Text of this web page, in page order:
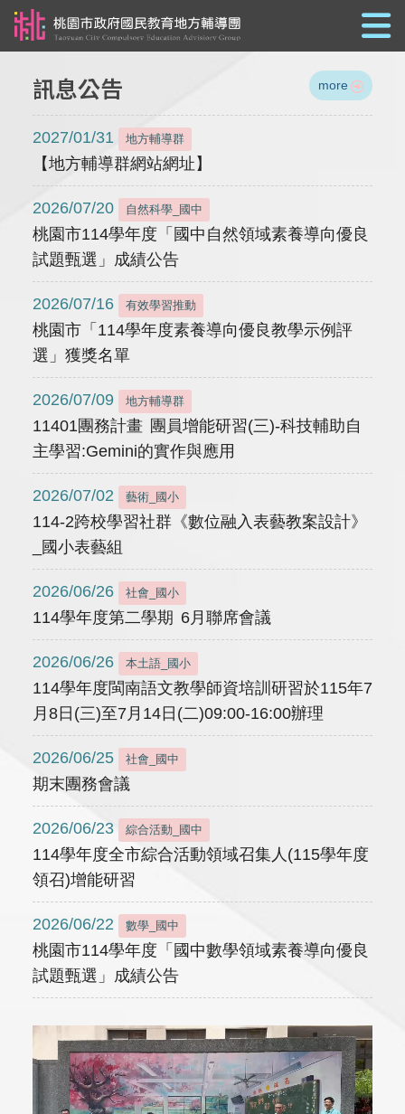
訊息公告 more
2027/01/31 地方輔導群
【地方輔導群網站網址】
2026/07/20 自然科學_國中
桃園市114學年度「國中自然領域素養導向優良
試題甄選」成績公告
2026/07/16 有效學習推動
桃園市「114學年度素養導向優良教學示例評
選」獲獎名單
2026/07/09 地方輔導群
11401團務計畫 團員增能研習(三)-科技輔助自
主學習:Gemini的實作與應用
2026/07/02 藝術_國小
114-2跨校學習社群《數位融入表藝教案設計》
_國小表藝組
2026/06/26 社會_國小
114學年度第二學期 6月聯席會議
2026/06/26 本土語_國小
114學年度閩南語文教學師資培訓研習於115年7
月8日(三)至7月14日(二)09:00-16:00辦理
2026/06/25 社會_國中
期末團務會議
2026/06/23 綜合活動_國中
114學年度全市綜合活動領域召集人(115學年度
領召)增能研習
2026/06/22 數學_國中
桃園市114學年度「國中數學領域素養導向優良
試題甄選」成績公告